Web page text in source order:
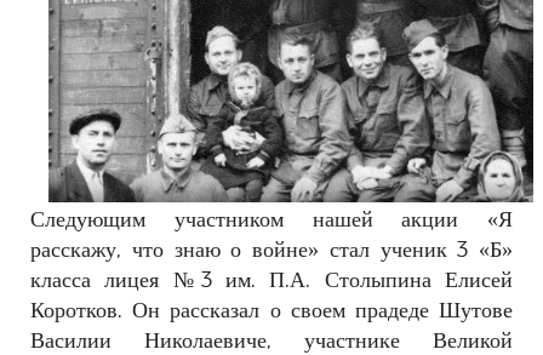
Следующим участником нашей акции «Я
расскажу, что знаю о войне» стал ученик 3 «Б»
класса лицея №3 им. П.А. Столыпина Елисей
Коротков. Он рассказал о своем прадеде Шутове
Василии Николаевиче, участнике Великой